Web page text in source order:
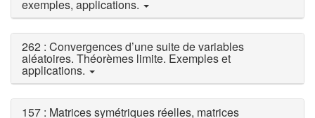
exemples, applications.
262 : Convergences d’une suite de variables
aléatoires. Théorèmes limite. Exemples et
applications.
157 : Matrices symétriques réelles, matrices